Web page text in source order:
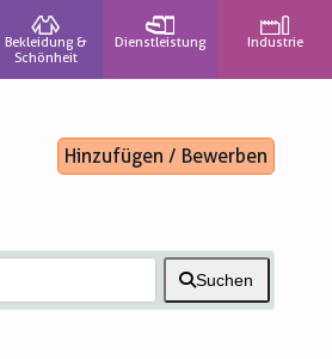
Bekleidung &
Schönheit
Dienstleistung Industrie
Hinzufügen / Bewerben
Suchen